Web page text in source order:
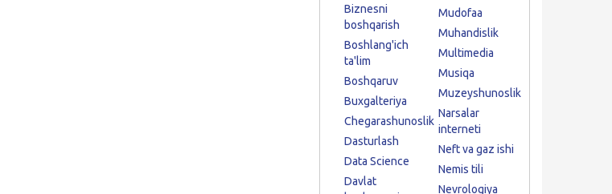
Biznesni
boshqarish
Boshlang'ich
ta'lim
Boshqaruv
Buxgalteriya
Chegarashunoslik
Dasturlash
Data Science
Davlat
Mudofaa
Muhandislik
Multimedia
Musiqa
Muzeyshunoslik
Narsalar
interneti
Neft va gaz ishi
Nemis tili
Nevrologiya